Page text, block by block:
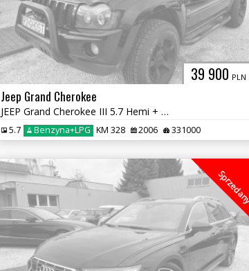
39 900 PLN
Jeep Grand Cherokee
JEEP Grand Cherokee III 5.7 Hemi + LPG 4x4
5.7 Benzyna+LPG KM 328 2006 331000
Sprzedany